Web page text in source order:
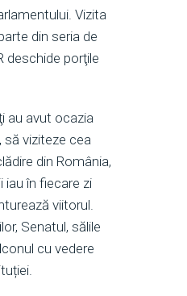
Vizita
din seria de
deschide porţile
au avut ocazia
să viziteze cea
din România,
iau în fiecare zi
viitorul.
Senatul, sălile
cu vedere